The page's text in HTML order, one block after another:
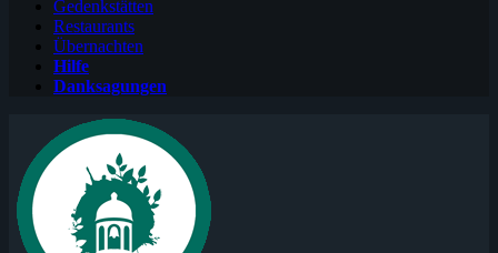
Gedenkstätten
Restaurants
Übernachten
Hilfe
Danksagungen